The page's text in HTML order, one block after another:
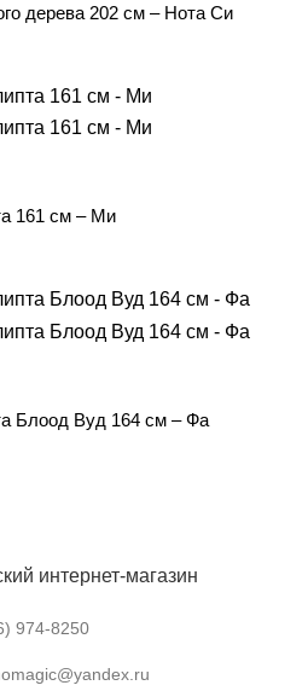
дерева 202 см – Нота Си
161 см – Ми
Блоод Вуд 164 см – Фа
974-8250